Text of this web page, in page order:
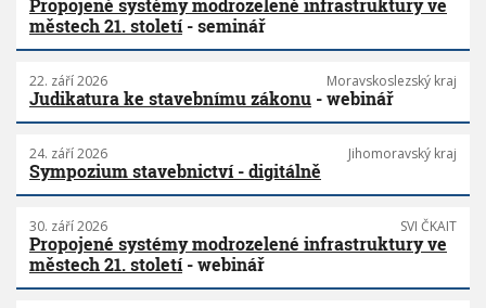
městech 21. století - seminář
22. září 2026 Moravskoslezský kraj
Judikatura ke stavebnímu zákonu - webinář
24. září 2026 Jihomoravský kraj
Sympozium stavebnictví - digitálně
30. září 2026 SVI ČKAIT
Propojené systémy modrozelené infrastruktury ve
městech 21. století - webinář